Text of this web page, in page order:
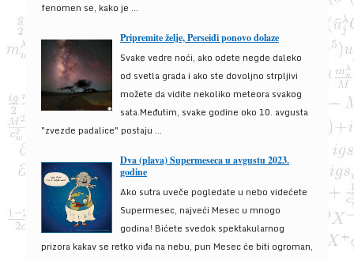
fenomen se, kako je ...
Pripremite želje, Perseidi ponovo dolaze
Svake vedre noći, ako odete negde daleko
od svetla grada i ako ste dovoljno strpljivi
možete da vidite nekoliko meteora svakog
sata.Međutim, svake godine oko 10. avgusta
"zvezde padalice" postaju ...
Dva (plava) Supermeseca u avgustu 2023.
godine
Ako sutra uveče pogledate u nebo videćete
Supermesec, najveći Mesec u mnogo
godina! Bićete svedok spektakularnog
prizora kakav se retko viđa na nebu, pun Mesec će biti ogroman,